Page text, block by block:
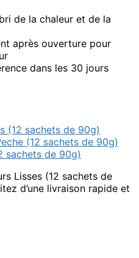
de la chaleur et de la
après ouverture pour
dans les 30 jours
(12 sachets de 90g)
(12 sachets de 90g)
sachets de 90g)
Lisses (12 sachets de
d’une livraison rapide et